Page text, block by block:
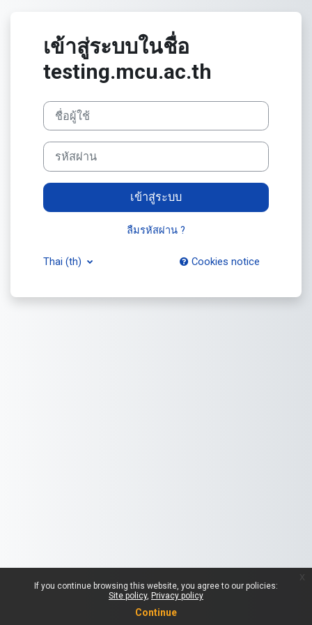
เข้าสู่ระบบในชื่อ
testing.mcu.ac.th
ชื่อผู้ใช้
รหัสผ่าน
เข้าสู่ระบบ
ลืมรหัสผ่าน ?
Thai ‎(th)‎ Cookies notice
If you continue browsing this website, you agree to our policies:
Site policy Privacy policy
Continue
x